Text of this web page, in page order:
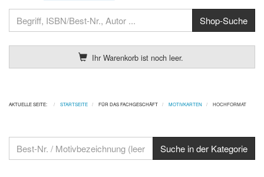
Ihr Warenkorb ist noch leer.
AKTUELLE SEITE: STARTSEITE FÜR DAS FACHGESCHÄFT MOTIVKARTEN HOCHFORMAT